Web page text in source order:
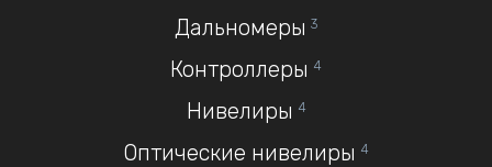
Дальномеры 3
Контроллеры 4
Нивелиры 4
Оптические нивелиры 4